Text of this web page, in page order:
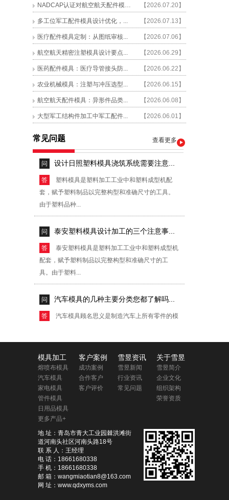
NADCAP认证对航空航天配件模具... 【2026.07.20】
多工位军工配件模具设计优化，... 【2026.07.13】
医疗配件模具定制：从图纸审核... 【2026.07.06】
航空航天精密注塑模具设计要点... 【2026.06.29】
医药配件模具：医疗导管接头防... 【2026.06.22】
农业机械模具：注塑与冲压选型... 【2026.06.15】
航空航天配件模具：异形件品类... 【2026.06.08】
大型军工结构件加工中军工配件... 【2026.06.01】
常见问题 查看更多
问 塑料加工工序介绍
答 因为塑料的热导性差，热膨胀系数、弹性
模量低,容易引起变形、融化在刀具上，为了解决这
问 泰安塑料模具采用镶块设计的优点有...
答 泰安塑料模具是塑料加工工业中和塑料成型机
配套，赋予塑料制品以完整构型和准确尺寸的工
问 设计日照塑料模具浇筑系统需要注意...
答
套，赋予塑料制品以完整构型和准确尺寸的工具。
问 泰安塑料模具设计加工的三个注意事...
答
配套，赋予塑料制品以完整构型和准确尺寸的工
问 汽车模具的几种主要分类您都了解吗...
答
具总称，它主要包括冲压模具、注塑模具...
答 德州塑料模具是塑料加工工业中和塑料成型机
配套，赋予塑料制品以完整构型和准确尺寸的工
具。由于塑料...
问 聊城塑料模具钢材的选用原则您都了...
答 聊城塑料模具钢材的选用原则您都了解吗？
聊城塑料模具，是塑料加工工业中和塑料成型
机配套，赋...
问 河北塑料模具加工出现变形的原因及...
模具加工
熔喷布模具
汽车模具
家电模具
管件模具
日用品模具
更多产品+
客户案例
成功案例
合作客户
客户评价
雪昱资讯
雪昱新闻
行业资讯
常见问题
关于雪昱
雪昱简介
企业文化
组织架构
荣誉资质
地 址：青岛市青大工业园棘洪滩街
道河南头社区河南头路18号
联 系 人：王经理
电 话：18661680338
手 机：18661680338
邮 箱：wangmiaotian8@163.com
网 址：www.qdxyms.com